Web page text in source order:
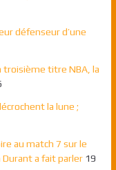
défenseur d’une
troisième titre NBA, la
la lune ;
au match 7 sur le
a fait parler 19